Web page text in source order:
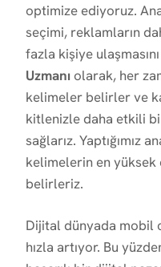
optimize ediyoruz.
seçimi, reklamların
fazla kişiye
Uzmanı olarak, her
kelimeler belirler ve
kitlenizle daha etkili
sağlarız. Yaptığımız
kelimelerin en yüksek
belirleriz.
Dijital dünyada mobil
hızla artıyor. Bu